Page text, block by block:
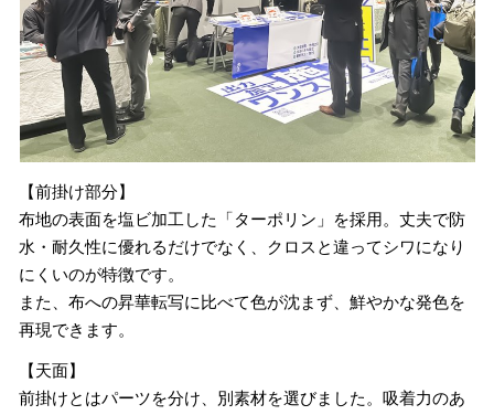
【前掛け部分】
布地の表面を塩ビ加工した「ターポリン」を採用。丈夫で防
水・耐久性に優れるだけでなく、クロスと違ってシワになり
にくいのが特徴です。
また、布への昇華転写に比べて色が沈まず、鮮やかな発色を
再現できます。
【天面】
前掛けとはパーツを分け、別素材を選びました。吸着力のあ